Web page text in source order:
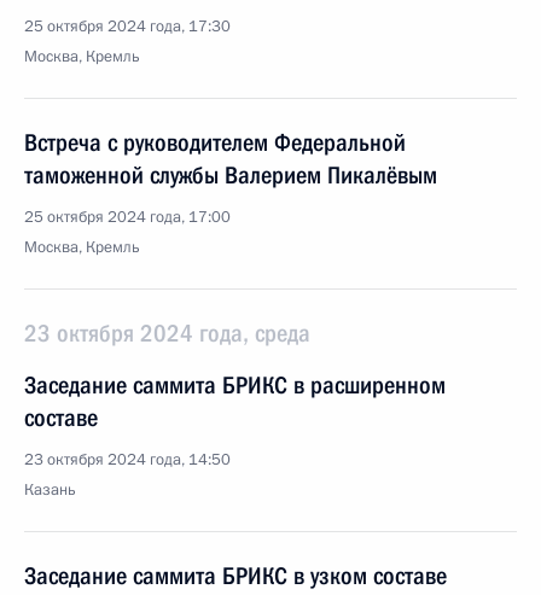
25 октября 2024 года, 17:30
Москва, Кремль
Встреча с руководителем Федеральной
таможенной службы Валерием Пикалёвым
25 октября 2024 года, 17:00
Москва, Кремль
23 октября 2024 года, среда
Заседание саммита БРИКС в расширенном
составе
23 октября 2024 года, 14:50
Казань
Заседание саммита БРИКС в узком составе